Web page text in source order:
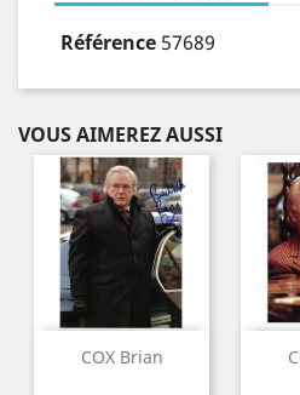
Référence 57689
VOUS AIMEREZ AUSSI
COX Brian